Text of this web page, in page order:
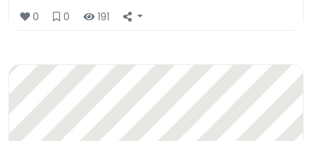
0 0 191